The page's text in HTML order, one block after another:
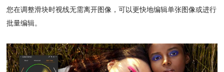
您在调整滑块时视线无需离开图像，可以更快地编辑单张图像或进行
批量编辑。